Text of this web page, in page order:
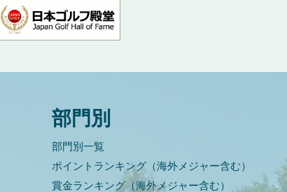
部門別
部門別一覧
ポイントランキング（海外メジャー含む）
賞金ランキング（海外メジャー含む）